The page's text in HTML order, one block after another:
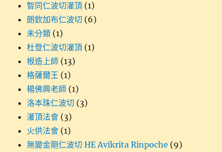
智同仁波切灌頂 (1)
朗欽加布仁波切 (6)
未分類 (1)
杜登仁波切灌頂 (1)
根造上師 (13)
格薩爾王 (1)
楊佛興老師 (1)
洛本珠仁波切 (3)
灌頂法會 (3)
火供法會 (1)
無變金剛仁波切 HE Avikrita Rinpoche (9)